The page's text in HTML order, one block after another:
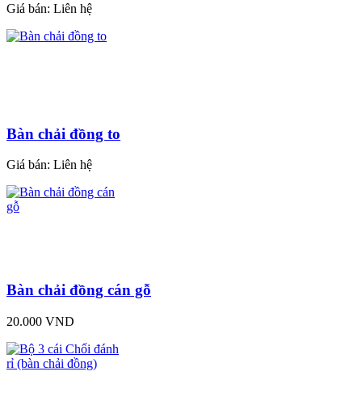
Giá bán: Liên hệ
Bàn chải đồng to
Giá bán: Liên hệ
Bàn chải đồng cán gỗ
20.000 VND